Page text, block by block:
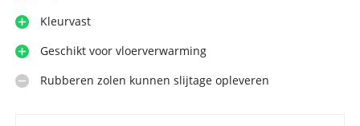
Kleurvast
Geschikt voor vloerverwarming
Rubberen zolen kunnen slijtage opleveren